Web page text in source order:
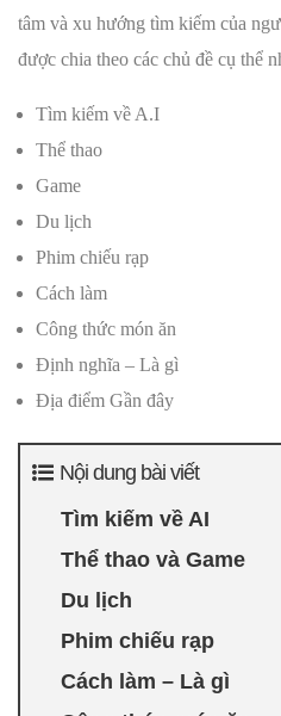
tâm và xu hướng tìm kiếm của
được chia theo các chủ đề cụ thể
Tìm kiếm về A.I
Thể thao
Game
Du lịch
Phim chiếu rạp
Cách làm
Công thức món ăn
Định nghĩa – Là gì
Địa điểm Gần đây
Nội dung bài viết
Tìm kiếm về AI
Thể thao và Game
Du lịch
Phim chiếu rạp
Cách làm – Là gì